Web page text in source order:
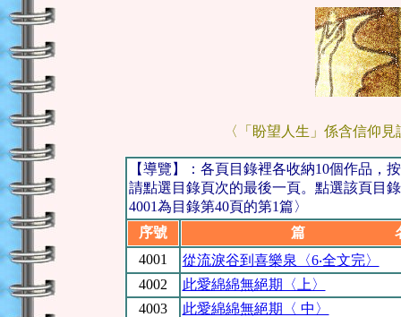
〈「盼望人生」係含信仰
【導覽】：各頁目錄裡各收納10個作品，
請點選目錄頁次的最後一頁。點選該頁目
4001為目錄第40頁的第1篇〉
序號
篇
4001
從流淚谷到喜樂泉〈6‧全文完〉
4002
此愛綿綿無絕期〈上〉
4003
此愛綿綿無絕期〈 中〉